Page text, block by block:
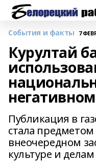
События и факты 7
Курултай
Публикация в
стала
внеочередном
культуре и